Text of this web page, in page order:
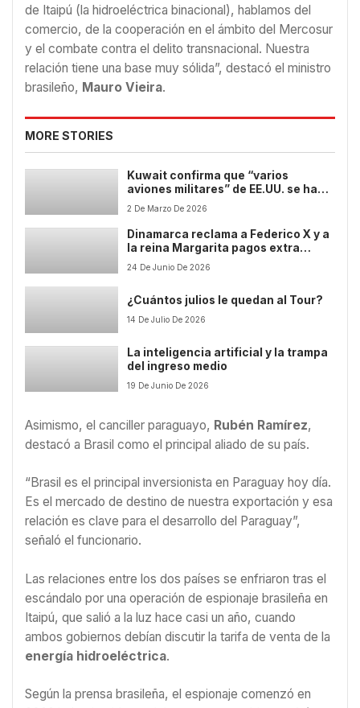
de Itaipú (la hidroeléctrica binacional), hablamos del
comercio, de la cooperación en el ámbito del Mercosur
y el combate contra el delito transnacional. Nuestra
relación tiene una base muy sólida”, destacó el ministro
brasileño, Mauro Vieira.
MORE STORIES
Kuwait confirma que “varios
aviones militares” de EE.UU. se han
estrellado en su territorio
2 De Marzo De 2026
Dinamarca reclama a Federico X y a
la reina Margarita pagos extra
cobrados por error
24 De Junio De 2026
¿Cuántos julios le quedan al Tour?
14 De Julio De 2026
La inteligencia artificial y la trampa
del ingreso medio
19 De Junio De 2026
Asimismo, el canciller paraguayo, Rubén Ramírez,
destacó a Brasil como el principal aliado de su país.
“Brasil es el principal inversionista en Paraguay hoy día.
Es el mercado de destino de nuestra exportación y esa
relación es clave para el desarrollo del Paraguay”,
señaló el funcionario.
Las relaciones entre los dos países se enfriaron tras el
escándalo por una operación de espionaje brasileña en
Itaipú, que salió a la luz hace casi un año, cuando
ambos gobiernos debían discutir la tarifa de venta de la
energía hidroeléctrica.
Según la prensa brasileña, el espionaje comenzó en